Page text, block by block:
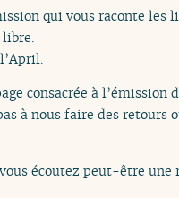
qui vous raconte les
consacrée à l’émission
à nous faire des retours
écoutez peut-être une